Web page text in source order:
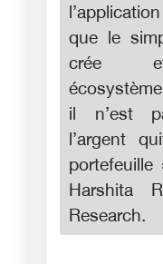
que le
crée
il n’est
l’argent
portefeuille
Harshita
Research.